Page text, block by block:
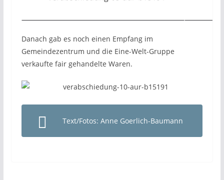
Danach gab es noch einen Empfang im
Gemeindezentrum und die Eine-Welt-Gruppe
verkaufte fair gehandelte Waren.
Text/Fotos: Anne Goerlich-Baumann